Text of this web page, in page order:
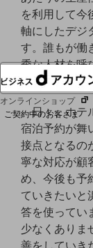
NTTドコモグループ
オンラインショップ
ご契約中のお客さま
サービス別サポート
ご契約中サービスの
を利用して今
軸にしたデジ
す。誰もが働
秀な人材を呼
まれると考え
日々、ホテ
宿泊予約が舞
接点となるの
寧な対応が顧
め、今後も予
ていきたいと
答を使ってい
少なくありま